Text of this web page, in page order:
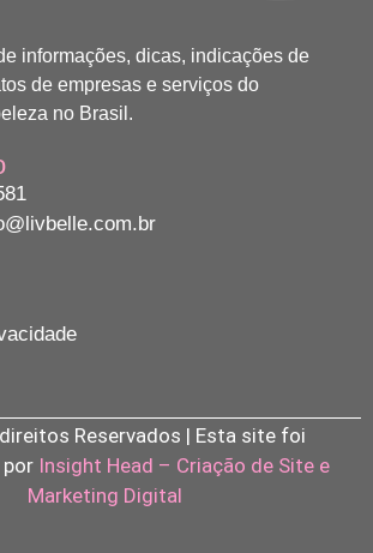
informações, dicas, indicações de
de empresas e serviços do
no Brasil.
Reservados | Esta site foi
Insight Head – Criação de Site e
Marketing Digital